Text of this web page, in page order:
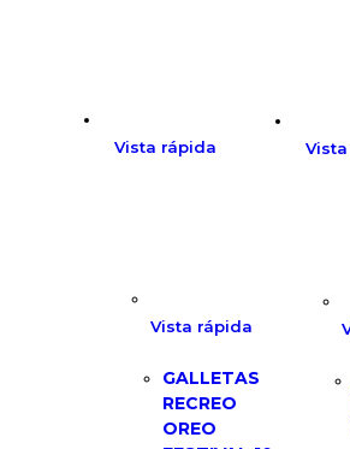
Vista rápida
Vista rápida
GALLETAS
RECREO
OREO